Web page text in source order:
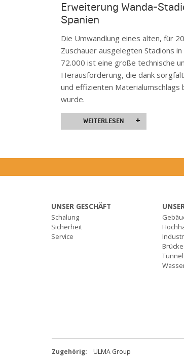
Erweiterung Wanda-
Spanien
Die Umwandlung eines alten, für
Zuschauer ausgelegten Stadions
72.000 ist eine große technische
Herausforderung, die dank
und effizienten Materialumschlags
wurde.
WEITERLESEN +
UNSER GESCHÄFT
Schalung
Sicherheit
Service
Zugehörig: ULMA Group